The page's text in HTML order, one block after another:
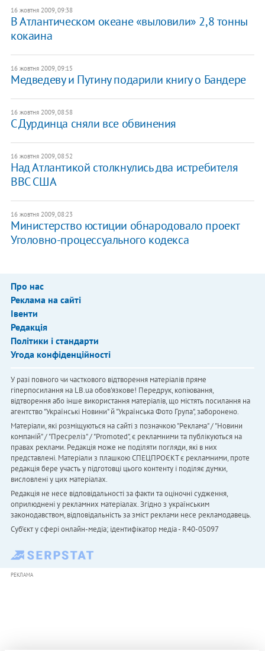
16 жовтня 2009, 09:38
В Атлантическом океане «выловили» 2,8 тонны
кокаина
16 жовтня 2009, 09:15
Медведеву и Путину подарили книгу о Бандере
16 жовтня 2009, 08:58
С Дурдинца сняли все обвинения
16 жовтня 2009, 08:52
Над Атлантикой столкнулись два истребителя
ВВС США
16 жовтня 2009, 08:23
Министерство юстиции обнародовало проект
Уголовно-процессуального кодекса
Про нас
Реклама на сайті
Івенти
Редакція
Політики і стандарти
Угода конфіденційності
У разі повного чи часткового відтворення матеріалів пряме
гіперпосилання на LB.ua обов'язкове! Передрук, копіювання,
відтворення або інше використання матеріалів, що містять посилання на
агентство "Українськi Новини" й "Українська Фото Група", заборонено.
Матеріали, які розміщуються на сайті з позначкою "Реклама" / "Новини
компаній" / "Пресреліз" / "Promoted", є рекламними та публікуються на
правах реклами. Редакція може не поділяти погляди, які в них
представлені. Матеріали з плашкою СПЕЦПРОЄКТ є рекламними, проте
редакція бере участь у підготовці цього контенту і поділяє думки,
висловлені у цих матеріалах.
Редакція не несе відповідальності за факти та оціночні судження,
оприлюднені у рекламних матеріалах. Згідно з українським
законодавством, відповідальність за зміст реклами несе рекламодавець.
Cуб'єкт у сфері онлайн-медіа; ідентифікатор медіа - R40-05097
РЕКЛАМА